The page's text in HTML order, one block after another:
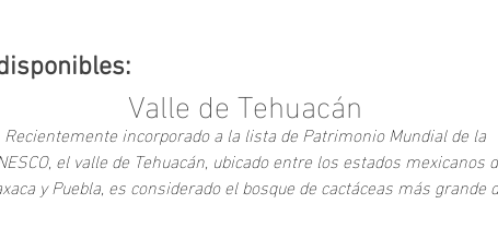
Valle de Tehuacán
Recientemente incorporado a la lista de Patrimonio Mundial de la
el valle de Tehuacán, ubicado entre los estados mexicanos
y Puebla, es considerado el bosque de cactáceas más grande